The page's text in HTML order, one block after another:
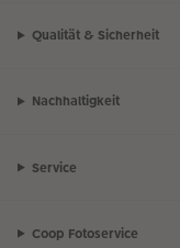
Qualität & Sicherheit
Nachhaltigkeit
Service
Coop Fotoservice